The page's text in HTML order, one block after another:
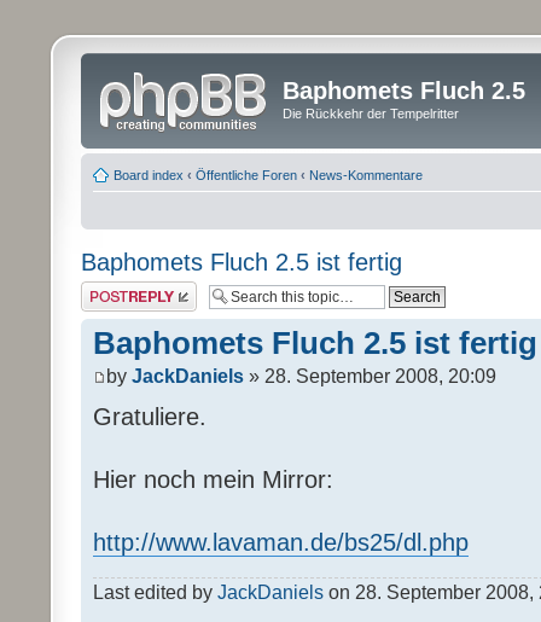
Baphomets Fluch 2.5
Die Rückkehr der Tempelritter
Board index ‹ Öffentliche Foren ‹ News-Kommentare
Baphomets Fluch 2.5 ist fertig
Post a reply
Baphomets Fluch 2.5 ist fertig
by JackDaniels » 28. September 2008, 20:09
Gratuliere.
Hier noch mein Mirror:
http://www.lavaman.de/bs25/dl.php
Last edited by JackDaniels on 28. September